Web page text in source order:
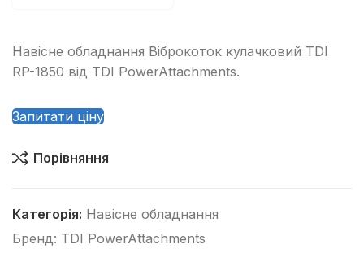
Навісне обладнання Віброкоток кулачковий TDI
RP-1850 від TDI PowerAttachments.
Запитати ціну
Порівняння
Категорія: Навісне обладнання
Бренд: TDI PowerAttachments